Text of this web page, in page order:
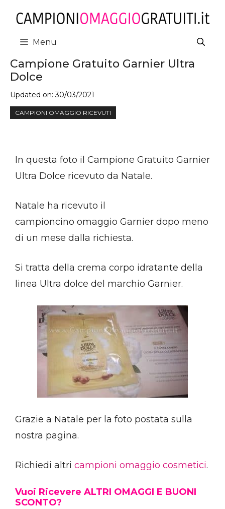
contenuto
Menu
Campione Gratuito Garnier Ultra
Dolce
Updated on:30/03/2021
CAMPIONI OMAGGIO RICEVUTI
In questa foto il Campione Gratuito Garnier
Ultra Dolce ricevuto da Natale.
Natale ha ricevuto il
campioncino omaggio Garnier dopo meno
di un mese dalla richiesta.
Si tratta della crema corpo idratante della
linea Ultra dolce del marchio Garnier.
Grazie a Natale per la foto postata sulla
nostra pagina.
Richiedi altri campioni omaggio cosmetici.
Vuoi Ricevere ALTRI OMAGGI E BUONI
SCONTO?